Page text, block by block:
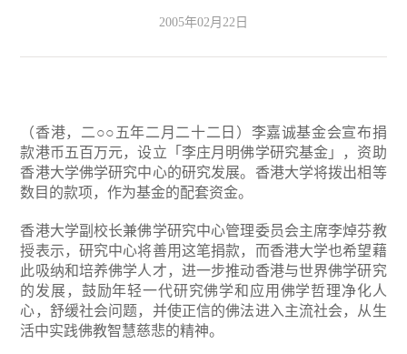
2005年02月22日
（香港，二○○五年二月二十二日）李嘉诚基金会宣布捐
款港币五百万元，设立「李庄月明佛学研究基金」，资助
香港大学佛学研究中心的研究发展。香港大学将拨出相等
数目的款项，作为基金的配套资金。
香港大学副校长兼佛学研究中心管理委员会主席李焯芬教
授表示，研究中心将善用这笔捐款，而香港大学也希望藉
此吸纳和培养佛学人才，进一步推动香港与世界佛学研究
的发展，鼓励年轻一代研究佛学和应用佛学哲理净化人
心，舒缓社会问题，并使正信的佛法进入主流社会，从生
活中实践佛教智慧慈悲的精神。